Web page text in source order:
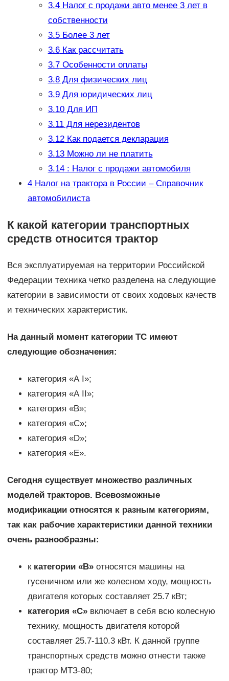
3.4Налог с продажи авто менее 3 лет в
собственности
3.5Более 3 лет
3.6Как рассчитать
3.7Особенности оплаты
3.8Для физических лиц
3.9Для юридических лиц
3.10Для ИП
3.11Для нерезидентов
3.12Как подается декларация
3.13Можно ли не платить
3.14: Налог с продажи автомобиля
4Налог на трактора в России – Справочник
автомобилиста
К какой категории транспортных
средств относится трактор
Вся эксплуатируемая на территории Российской
Федерации техника четко разделена на следующие
категории в зависимости от своих ходовых качеств
и технических характеристик.
На данный момент категории ТС имеют
следующие обозначения:
категория «А I»;
категория «А II»;
категория «В»;
категория «С»;
категория «D»;
категория «Е».
Сегодня существует множество различных
моделей тракторов. Всевозможные
модификации относятся к разным категориям,
так как рабочие характеристики данной техники
очень разнообразны:
к категории «В»относятся машины на
гусеничном или же колесном ходу, мощность
двигателя которых составляет 25.7 кВт;
категория «С»включает в себя всю колесную
технику, мощность двигателя которой
составляет 25.7-110.3 кВт. К данной группе
транспортных средств можно отнести также
трактор МТЗ-80;